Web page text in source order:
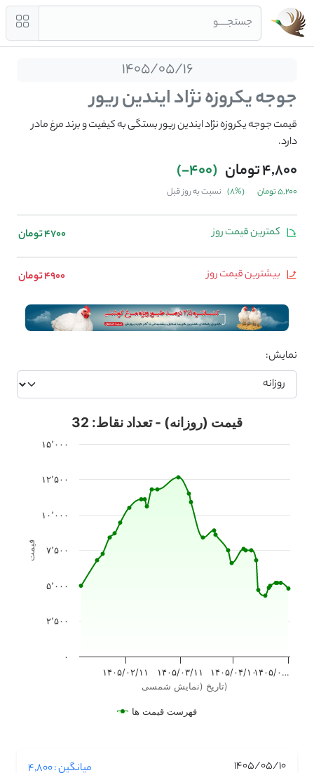
جستجــــو
1405/05/16
جوجه یکروزه نژاد ایندین ریور
قیمت جوجه یکروزه نژاد ایندین ریور بستگی به کیفیت و برند مرغ مادر
دارد.
4,800 تومان (400-)
5,200 تومان (%8) نسبت به روز قبل
کمترین قیمت روز 4700 تومان
بیشترین قیمت روز 4900 تومان
نمایش:
تاریخ (نمایش شمسی)
قیمت
قیمت (روزانه) - تعداد نقاط: 32
فهرست قیمت ها
۱۴۰۵/۰۲/۱۱ ۱۴۰۵/۰۳/۱۱ ۱۴۰۵/۰۴/۱۰۱۴۰۵/۰…
۰
۲٬۵۰۰
۵٬۰۰۰
۷٬۵۰۰
۱۰٬۰۰۰
۱۲٬۵۰۰
۱۵٬۰۰۰
1405/05/10
میانگین : 4,800